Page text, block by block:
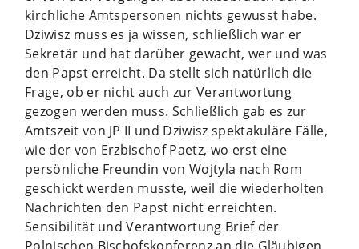
kirchliche Amtspersonen nichts gewusst habe.
Dziwisz muss es ja wissen, schließlich war er
Sekretär und hat darüber gewacht, wer und was
den Papst erreicht. Da stellt sich natürlich die
Frage, ob er nicht auch zur Verantwortung
gezogen werden muss. Schließlich gab es zur
Amtszeit von JP II und Dziwisz spektakuläre Fälle,
wie der von Erzbischof Paetz, wo erst eine
persönliche Freundin von Wojtyla nach Rom
geschickt werden musste, weil die wiederholten
Nachrichten den Papst nicht erreichten.
Sensibilität und Verantwortung Brief der